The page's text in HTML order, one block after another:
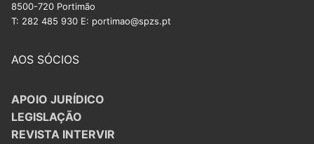
8500-720 Portimão
T: 282 485 930 E: portimao@spzs.pt
AOS SÓCIOS
APOIO JURÍDICO
LEGISLAÇÃO
REVISTA INTERVIR